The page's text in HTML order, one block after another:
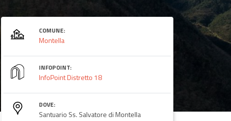
COMUNE:
Montella
INFOPOINT:
InfoPoint Distretto 18
DOVE:
Santuario Ss. Salvatore di Montella